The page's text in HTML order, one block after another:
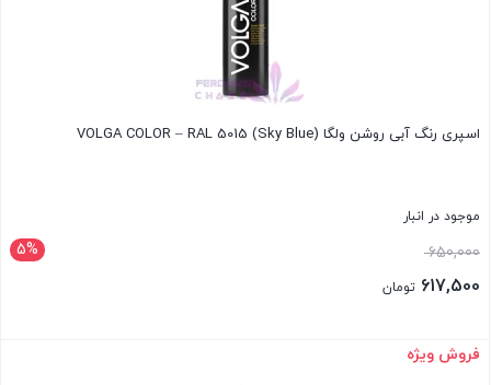
اسپری رنگ آبی روشن ولگا VOLGA COLOR – RAL 5015 (Sky Blue)
موجود در انبار
5% 650,000قیمت
اصلی:
بود.
617,500 تومان
فعلی:
بستن
فروش ویژه